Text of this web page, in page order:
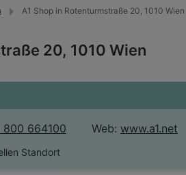
A1 Shop in Rotenturmstraße 20, 1010 Wien
20, 1010 Wien
800 664100 Web: www.a1.net
Standort